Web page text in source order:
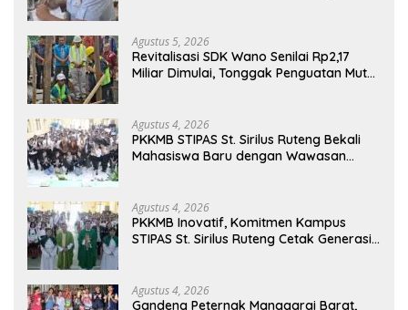
Agustus 5, 2026
Revitalisasi SDK Wano Senilai Rp2,17
Miliar Dimulai, Tonggak Penguatan Mutu
Agustus 4, 2026
PKKMB STIPAS St. Sirilus Ruteng Bekali
Mahasiswa Baru dengan Wawasan
Agustus 4, 2026
PKKMB Inovatif, Komitmen Kampus
STIPAS St. Sirilus Ruteng Cetak Generasi
Agustus 4, 2026
Gandeng Peternak Manggarai Barat,